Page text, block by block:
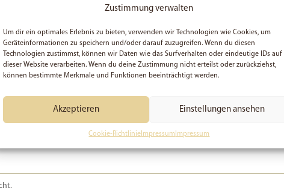
Zustimmung verwalten
Um dir ein optimales Erlebnis zu bieten, verwenden wir Technologien wie Cookies, um
Geräteinformationen zu speichern und/oder darauf zuzugreifen. Wenn du diesen
Technologien zustimmst, können wir Daten wie das Surfverhalten oder eindeutige IDs auf
dieser Website verarbeiten. Wenn du deine Zustimmung nicht erteilst oder zurückziehst,
können bestimmte Merkmale und Funktionen beeinträchtigt werden.
Akzeptieren Einstellungen ansehen
Cookie-Richtlinie Impressum Impressum
18:31 Uhr
Seite gefunden hast, ich würde mich sehr freuen, wenn du weiteren Leuten von
die Umstände nicht, warum es deinem Sohn nicht gut geht, aber ich bin mir
du für ihn da bist und für ihn betest. Auch ich bete gerne mit für ihn. Danke für
dran bleiben. Herzliche Grüße Philipp